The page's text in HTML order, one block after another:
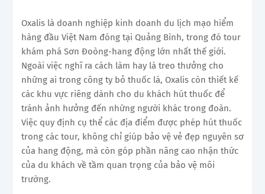
Oxalis là doanh nghiệp kinh doanh du lịch mạo hiểm
hàng đầu Việt Nam đóng tại Quảng Bình, trong đó tour
khám phá Sơn Đoòng-hang động lớn nhất thế giới.
Ngoài việc nghĩ ra cách làm hay là treo thưởng cho
những ai trong công ty bỏ thuốc lá, Oxalis còn thiết kế
các khu vực riêng dành cho du khách hút thuốc để
tránh ảnh hưởng đến những người khác trong đoàn.
Việc quy định cụ thể các địa điểm được phép hút thuốc
trong các tour, không chỉ giúp bảo vệ vẻ đẹp nguyên sơ
của hang động, mà còn góp phần nâng cao nhận thức
của du khách về tầm quan trọng của bảo vệ môi
trường.